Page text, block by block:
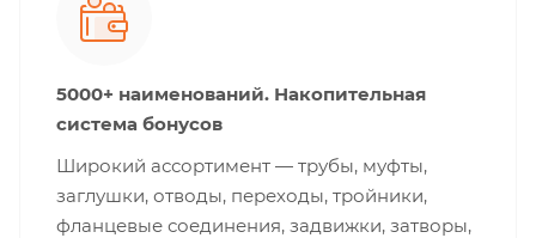
5000+ наименований. Накопительная
система бонусов
Широкий ассортимент — трубы, муфты,
заглушки, отводы, переходы, тройники,
фланцевые соединения, задвижки, затворы,